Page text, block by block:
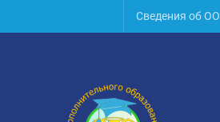
Сведения об ОО